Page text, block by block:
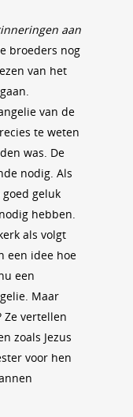
aan
broeders nog
van het
van de
te weten
was. De
nodig. Als
geluk
hebben.
als volgt
een idee hoe
een
Maar
Ze vertellen
zoals Jezus
voor hen